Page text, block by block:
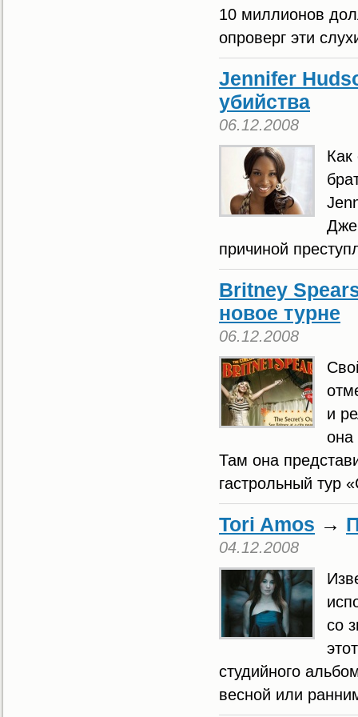
10 миллионов
опроверг эти
Jennifer
убийства
06.12.2008
Как
причиной
Britney
новое турне
06.12.2008
и
она
Там она
гастрольный тур
Tori Amos →
04.12.2008
со
студийного
весной или